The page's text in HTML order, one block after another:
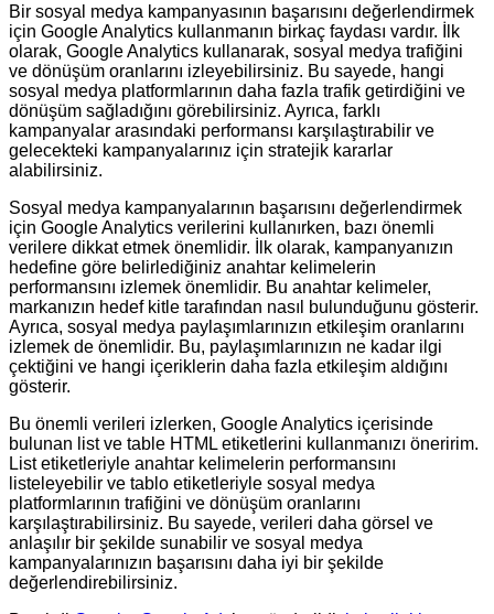
Bir sosyal medya kampanyasının başarısını değerlendirmek
için Google Analytics kullanmanın birkaç faydası vardır. İlk
olarak, Google Analytics kullanarak, sosyal medya trafiğini
ve dönüşüm oranlarını izleyebilirsiniz. Bu sayede, hangi
sosyal medya platformlarının daha fazla trafik getirdiğini ve
dönüşüm sağladığını görebilirsiniz. Ayrıca, farklı
kampanyalar arasındaki performansı karşılaştırabilir ve
gelecekteki kampanyalarınız için stratejik kararlar
alabilirsiniz.
Sosyal medya kampanyalarının başarısını değerlendirmek
için Google Analytics verilerini kullanırken, bazı önemli
verilere dikkat etmek önemlidir. İlk olarak, kampanyanızın
hedefine göre belirlediğiniz anahtar kelimelerin
performansını izlemek önemlidir. Bu anahtar kelimeler,
markanızın hedef kitle tarafından nasıl bulunduğunu gösterir.
Ayrıca, sosyal medya paylaşımlarınızın etkileşim oranlarını
izlemek de önemlidir. Bu, paylaşımlarınızın ne kadar ilgi
çektiğini ve hangi içeriklerin daha fazla etkileşim aldığını
gösterir.
Bu önemli verileri izlerken, Google Analytics içerisinde
bulunan list ve table HTML etiketlerini kullanmanızı öneririm.
List etiketleriyle anahtar kelimelerin performansını
listeleyebilir ve tablo etiketleriyle sosyal medya
platformlarının trafiğini ve dönüşüm oranlarını
karşılaştırabilirsiniz. Bu sayede, verileri daha görsel ve
anlaşılır bir şekilde sunabilir ve sosyal medya
kampanyalarınızın başarısını daha iyi bir şekilde
değerlendirebilirsiniz.